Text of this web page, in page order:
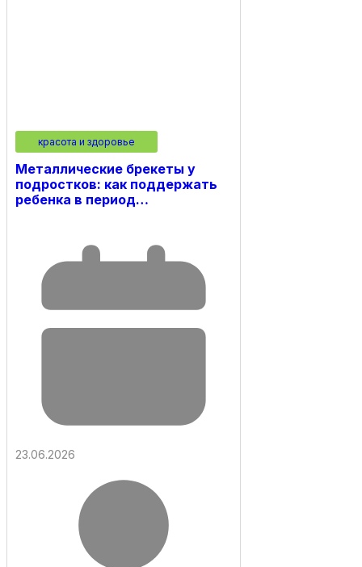
красота и здоровье
Металлические брекеты у
подростков: как поддержать
ребенка в период…
23.06.2026